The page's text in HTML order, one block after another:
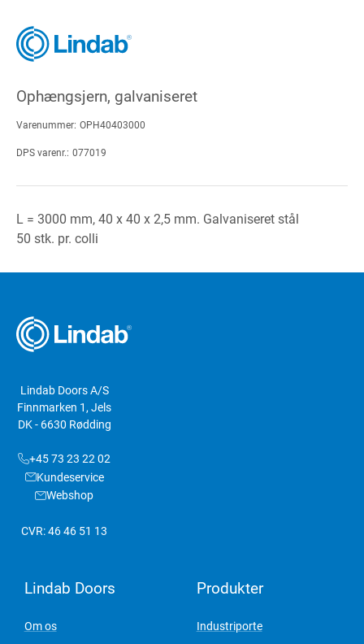
Ophængsjern, galvaniseret
Varenummer: OPH40403000
DPS varenr.: 077019
L = 3000 mm, 40 x 40 x 2,5 mm. Galvaniseret stål
50 stk. pr. colli
Lindab Doors A/S
Finnmarken 1, Jels
DK - 6630 Rødding
+45 73 23 22 02
Kundeservice
Webshop
CVR: 46 46 51 13
Lindab Doors
Om os
Produkter
Industriporte